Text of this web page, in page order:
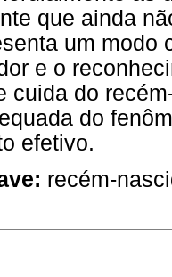
que ainda
um modo
e o
cuida do
do
efetivo.
recém-